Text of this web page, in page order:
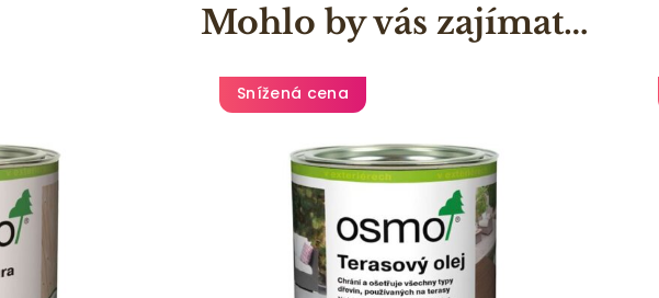
Mohlo by vás zajímat…
Snížená cena